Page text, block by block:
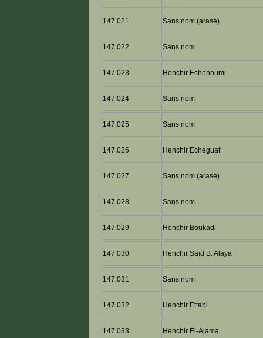
147.021 Sans nom (arasé)
147.022 Sans nom
147.023 Henchir Echehoumi
147.024 Sans nom
147.025 Sans nom
147.026 Henchir Echeguaf
147.027 Sans nom (arasé)
147.028 Sans nom
147.029 Henchir Boukadi
147.030 Henchir Saïd B. Alaya
147.031 Sans nom
147.032 Henchir Ettabl
147.033 Henchir El-Ajama